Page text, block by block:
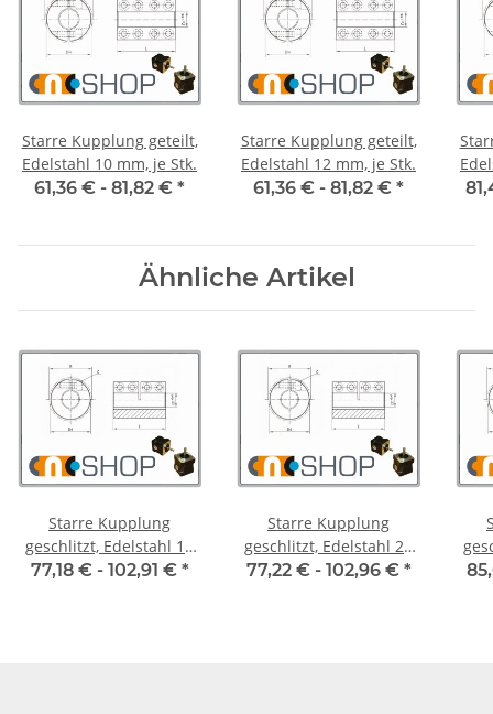
Starre Kupplung geteilt,
Edelstahl 10 mm, je Stk.
61,36 € - 81,82 € *
Starre Kupplung geteilt,
Edelstahl 12 mm, je Stk.
61,36 € - 81,82 € *
Ähnliche Artikel
Starre Kupplung
geschlitzt, Edelstahl 19
mm, je Stk.
77,18 € - 102,91 € *
Starre Kupplung
geschlitzt, Edelstahl 20
mm, je Stk.
77,22 € - 102,96 € *